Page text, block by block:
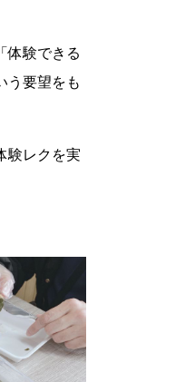
体験できる
う要望をも
験レクを実